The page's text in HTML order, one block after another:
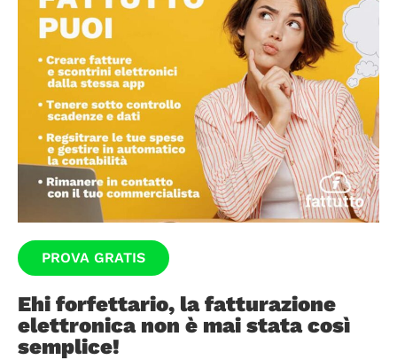
PROVA GRATIS
Ehi forfettario, la fatturazione
elettronica non è mai stata così
semplice!